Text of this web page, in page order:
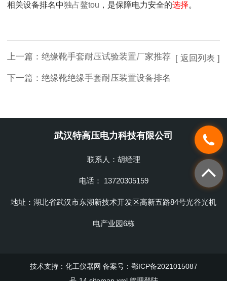
相关设备排名中独占鳌tou ，是保障电力安全的选择。
上一篇： 绝缘靴手套耐压试验装置厂家推荐
下一篇： 绝缘靴绝缘手套耐压装置设备排名
[ 返回列表 ]
武汉特高压电力科技有限公司
联系人：胡经理
电话： 13720305159
地址：湖北省武汉市东湖新技术开发区高新五路84号光谷光机
电产业园6栋
技术支持： 化工仪器网 备案号：鄂ICP备2021015087